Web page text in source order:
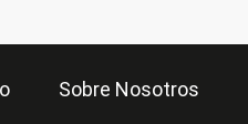
Sobre Nosotros